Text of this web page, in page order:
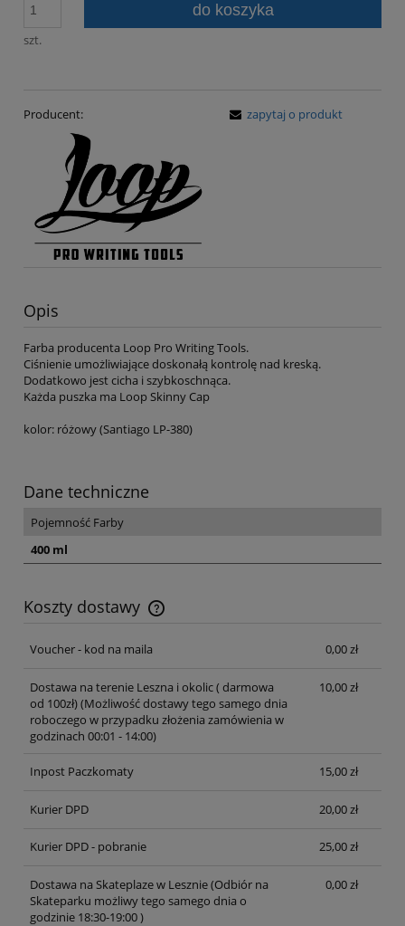
szt.
do koszyka
Producent: zapytaj o produkt
Opis
Farba producenta Loop Pro Writing Tools.
Ciśnienie umożliwiające doskonałą kontrolę nad kreską.
Dodatkowo jest cicha i szybkoschnąca.
Każda puszka ma Loop Skinny Cap
kolor: różowy (Santiago LP-380)
Dane techniczne
Pojemność Farby
400 ml
Koszty dostawy
Cena nie zawiera ewentualnych kosztów płatności
Voucher - kod na maila
0,00 zł
Dostawa na terenie Leszna i okolic ( darmowa
od 100zł)(Możliwość dostawy tego samego dnia
roboczego w przypadku złożenia zamówienia w
godzinach 00:01 - 14:00)
10,00 zł
Inpost Paczkomaty 15,00 zł
Kurier DPD 20,00 zł
Kurier DPD - pobranie 25,00 zł
Dostawa na Skateplaze w Lesznie(Odbiór na
Skateparku możliwy tego samego dnia o
godzinie 18:30-19:00 )
0,00 zł